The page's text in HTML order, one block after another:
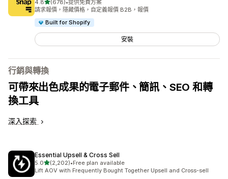
4.8滿分 5 顆星
(678)
共有 678 則評價
•提供免費方案
請求報價，隱藏價格，自定義報價 B2B，報價
Built for Shopify
安裝
行銷與轉換
可帶來出色成果的電子郵件、簡訊、SEO 和轉
換工具
深入探索
Essential Upsell & Cross Sell
5.0滿分 5 顆星
(2,202)
共有 2202 則評價
•Free plan available
Lift AOV with Frequently Bought Together Upsell and Cross-sell